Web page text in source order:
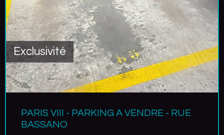
Exclusivité
PARIS VIII - PARKING A VENDRE - RUE
BASSANO